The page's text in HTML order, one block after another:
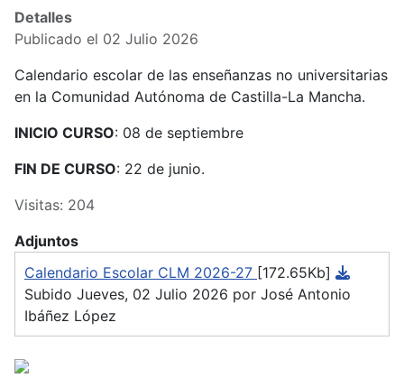
Detalles
Publicado el 02 Julio 2026
Calendario escolar de las enseñanzas no universitarias
en la Comunidad Autónoma de Castilla-La Mancha.
INICIO CURSO: 08 de septiembre
FIN DE CURSO: 22 de junio.
Visitas: 204
Adjuntos
Calendario Escolar CLM 2026-27 [172.65Kb]
Subido Jueves, 02 Julio 2026 por José Antonio
Ibáñez López